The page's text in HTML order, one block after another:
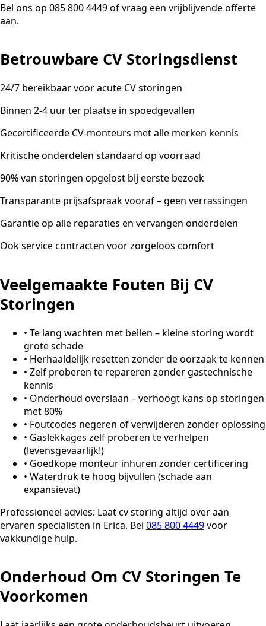
Bel ons op 085 800 4449 of vraag een vrijblijvende offerte
aan.
Betrouwbare CV Storingsdienst
24/7 bereikbaar voor acute CV storingen
Binnen 2-4 uur ter plaatse in spoedgevallen
Gecertificeerde CV-monteurs met alle merken kennis
Kritische onderdelen standaard op voorraad
90% van storingen opgelost bij eerste bezoek
Transparante prijsafspraak vooraf – geen verrassingen
Garantie op alle reparaties en vervangen onderdelen
Ook service contracten voor zorgeloos comfort
Veelgemaakte Fouten Bij CV
Storingen
• Te lang wachten met bellen – kleine storing wordt
grote schade
• Herhaaldelijk resetten zonder de oorzaak te kennen
• Zelf proberen te repareren zonder gastechnische
kennis
• Onderhoud overslaan – verhoogt kans op storingen
met 80%
• Foutcodes negeren of verwijderen zonder oplossing
• Gaslekkages zelf proberen te verhelpen
(levensgevaarlijk!)
• Goedkope monteur inhuren zonder certificering
• Waterdruk te hoog bijvullen (schade aan
expansievat)
Professioneel advies: Laat cv storing altijd over aan
ervaren specialisten in Erica. Bel 085 800 4449voor
vakkundige hulp.
Onderhoud Om CV Storingen Te
Voorkomen